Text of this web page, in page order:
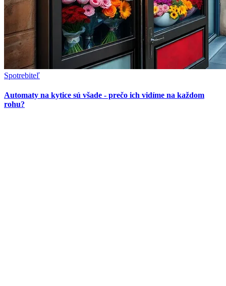
Spotrebiteľ
Automaty na kytice sú všade - prečo ich vidíme na každom
rohu?